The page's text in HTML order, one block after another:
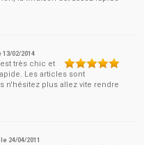
13/02/2014
très chic et
Les articles sont
n'hésitez plus allez vite rendre
le 24/04/2011